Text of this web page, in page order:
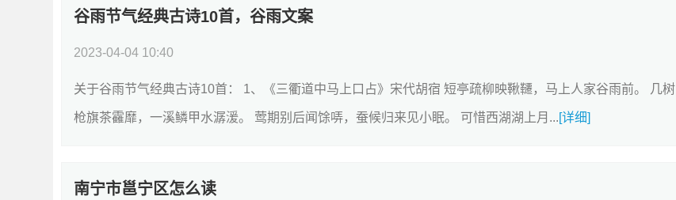
谷雨节气经典古诗10首，谷雨文案
2023-04-04 10:40
关于谷雨节气经典古诗10首： 1、《三衢道中马上口占》宋代胡宿 短亭疏柳映鞦韆，马上人家谷雨前。 几树
枪旗茶靃靡，一溪鳞甲水潺湲。 莺期别后闻馀哢，蚕候归来见小眠。 可惜西湖湖上月...[详细]
南宁市邕宁区怎么读